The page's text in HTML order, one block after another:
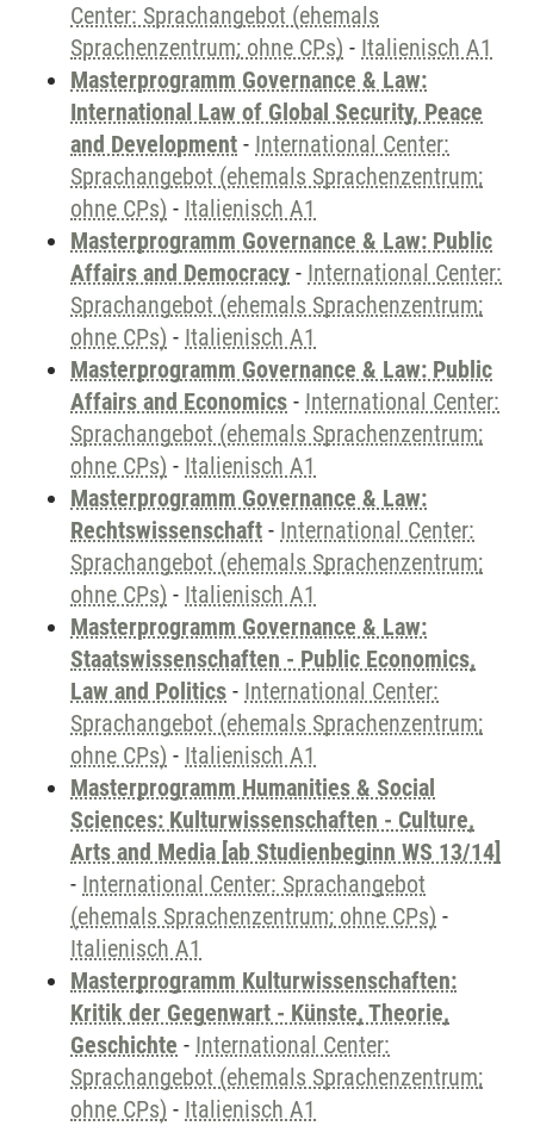
Center: Sprachangebot (ehemals
Sprachenzentrum; ohne CPs) - Italienisch A1
Masterprogramm Governance & Law:
International Law of Global Security, Peace
and Development - International Center:
Sprachangebot (ehemals Sprachenzentrum;
ohne CPs) - Italienisch A1
Masterprogramm Governance & Law: Public
Affairs and Democracy - International Center:
Sprachangebot (ehemals Sprachenzentrum;
ohne CPs) - Italienisch A1
Masterprogramm Governance & Law: Public
Affairs and Economics - International Center:
Sprachangebot (ehemals Sprachenzentrum;
ohne CPs) - Italienisch A1
Masterprogramm Governance & Law:
Rechtswissenschaft - International Center:
Sprachangebot (ehemals Sprachenzentrum;
ohne CPs) - Italienisch A1
Masterprogramm Governance & Law:
Staatswissenschaften - Public Economics,
Law and Politics - International Center:
Sprachangebot (ehemals Sprachenzentrum;
ohne CPs) - Italienisch A1
Masterprogramm Humanities & Social
Sciences: Kulturwissenschaften - Culture,
Arts and Media [ab Studienbeginn WS 13/14]
- International Center: Sprachangebot
(ehemals Sprachenzentrum; ohne CPs) -
Italienisch A1
Masterprogramm Kulturwissenschaften:
Kritik der Gegenwart - Künste, Theorie,
Geschichte - International Center:
Sprachangebot (ehemals Sprachenzentrum;
ohne CPs) - Italienisch A1